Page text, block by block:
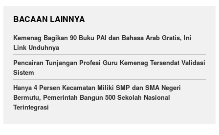
BACAAN LAINNYA
Kemenag Bagikan 90 Buku PAI dan Bahasa Arab Gratis, Ini
Link Unduhnya
Pencairan Tunjangan Profesi Guru Kemenag Tersendat Validasi
Sistem
Hanya 4 Persen Kecamatan Miliki SMP dan SMA Negeri
Bermutu, Pemerintah Bangun 500 Sekolah Nasional
Terintegrasi